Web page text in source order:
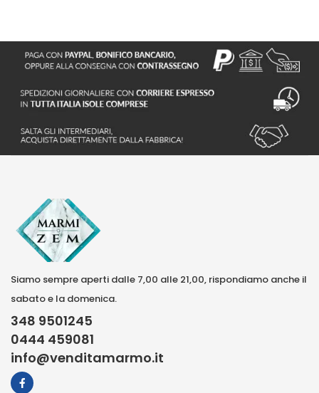
Siamo sempre aperti dalle 7,00 alle 21,00, rispondiamo anche il
sabato e la domenica.
348 9501245
0444 459081
info@venditamarmo.it